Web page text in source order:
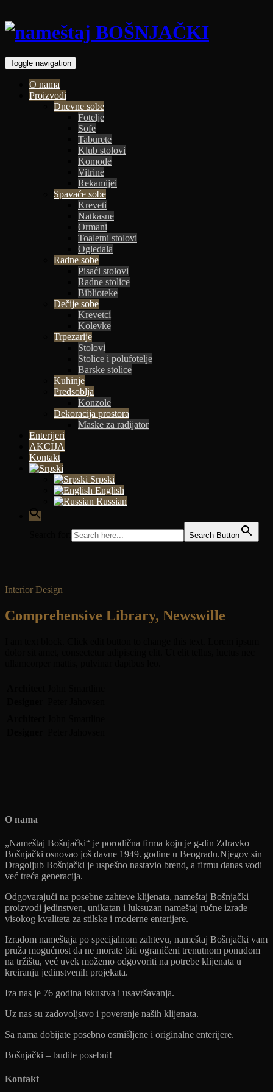
Toggle navigation
O nama
Proizvodi
Dnevne sobe
Fotelje
Sofe
Taburete
Klub stolovi
Komode
Vitrine
Rekamijei
Spavaće sobe
Kreveti
Natkasne
Ormani
Toaletni stolovi
Ogledala
Radne sobe
Pisaći stolovi
Radne stolice
Biblioteke
Dečije sobe
Krevetci
Kolevke
Trpezarije
Stolovi
Stolice i polufotelje
Barske stolice
Kuhinje
Predsoblja
Konzole
Dekoracija prostora
Maske za radijator
Enterijeri
AKCIJA
Kontakt
Srpski
English
Russian
Search Button
Interior Design
Comprehensive Library, Newswille
O nama
„Nameštaj Bošnjački“ je porodična firma koju je g-din Zdravko
Bošnjački osnovao još davne 1949. godine u Beogradu.Njegov sin
Dragoljub Bošnjački je uspešno nastavio brend, a firmu danas vodi
već treća generacija.
Odgovarajući na posebne zahteve klijenata, nameštaj Bošnjački
proizvodi jedinstven, unikatan i luksuzan nameštaj ručne izrade
visokog kvaliteta za stilske i moderne enterijere.
Izradom nameštaja po specijalnom zahtevu, nameštaj Bošnjački vam
pruža mogućnost da ne morate biti ograničeni trenutnom ponudom
na tržištu, već uvek možemo odgovoriti na potrebe klijenata u
kreiranju jedinstvenih projekata.
Iza nas je 76 godina iskustva i usavršavanja.
Uz nas su zadovoljstvo i poverenje naših klijenata.
Sa nama dobijate posebno osmišljene i originalne enterijere.
Bošnjački – budite posebni!
Kontakt